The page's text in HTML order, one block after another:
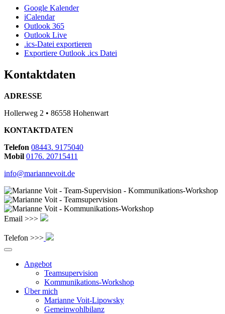
Google Kalender
iCalendar
Outlook 365
Outlook Live
.ics-Datei exportieren
Exportiere Outlook .ics Datei
Kontaktdaten
ADRESSE
Hollerweg 2 • 86558 Hohenwart
KONTAKTDATEN
Telefon 08443. 9175040
Mobil 0176. 20715411
info@mariannevoit.de
Email >>>
Telefon >>>
Angebot
Teamsupervision
Kommunikations-Workshop
Über mich
Marianne Voit-Lipowsky
Gemeinwohlbilanz